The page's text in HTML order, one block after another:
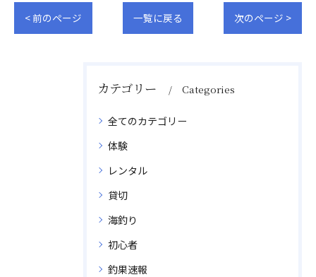
< 前のページ 一覧に戻る 次のページ >
カテゴリー Categories
全てのカテゴリー
体験
レンタル
貸切
海釣り
初心者
釣果速報